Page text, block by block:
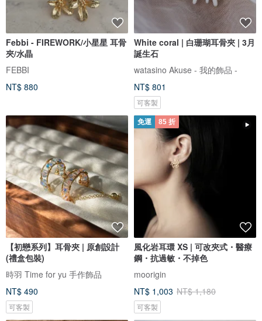
Febbi - FIREWORK/小星星 耳骨
夾/水晶
FEBBI
NT$ 880
White coral | 白珊瑚耳骨夾 | 3月
誕生石
watasino Akuse - 我的飾品 -
NT$ 801
可客製
【初戀系列】耳骨夾 | 原創設計
(禮盒包裝)
時羽 Time for yu 手作飾品
NT$ 490
可客製
免運 85 折
風化岩耳環 XS | 可改夾式・醫療
鋼・抗過敏・不掉色
moorigin
NT$ 1,003 NT$ 1,180
可客製